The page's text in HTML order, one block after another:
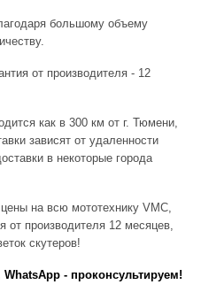
большому объему
от производителя - 12
как в 300 км от г. Тюмени,
зависят от удаленности
в некоторые города
на всю мототехнику VMC,
от производителя 12 месяцев,
скутеров!
- проконсультируем!